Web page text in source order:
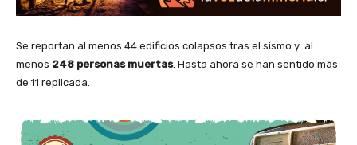
Se reportan al menos 44 edificios colapsos tras el sismo y al
menos 248 personas muertas. Hasta ahora se han sentido más
de 11 replicada.